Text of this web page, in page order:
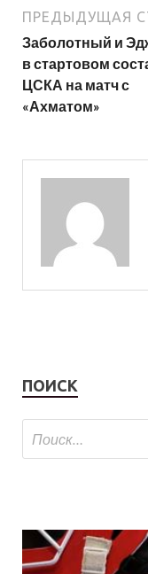
ПРЕДЫДУЩАЯ
Заболотный и
в стартовом
ЦСКА на матч с
«Ахматом»
ПОИСК